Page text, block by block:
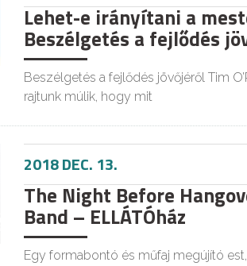
Lehet-e irányítani a
Beszélgetés a fejlődés
Beszélgetés a fejlődés jövőjéről Tim
rajtunk múlik, hogy mit
2018 DEC. 13.
The Night Before
Band – ELLÁTÓház
Egy formabontó és műfaj megújító